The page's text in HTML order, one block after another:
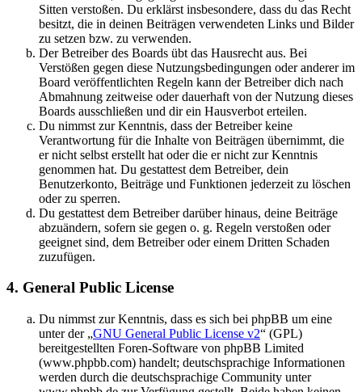
Sitten verstoßen. Du erklärst insbesondere, dass du das Recht
besitzt, die in deinen Beiträgen verwendeten Links und Bilder
zu setzen bzw. zu verwenden.
Der Betreiber des Boards übt das Hausrecht aus. Bei
Verstößen gegen diese Nutzungsbedingungen oder anderer im
Board veröffentlichten Regeln kann der Betreiber dich nach
Abmahnung zeitweise oder dauerhaft von der Nutzung dieses
Boards ausschließen und dir ein Hausverbot erteilen.
Du nimmst zur Kenntnis, dass der Betreiber keine
Verantwortung für die Inhalte von Beiträgen übernimmt, die
er nicht selbst erstellt hat oder die er nicht zur Kenntnis
genommen hat. Du gestattest dem Betreiber, dein
Benutzerkonto, Beiträge und Funktionen jederzeit zu löschen
oder zu sperren.
Du gestattest dem Betreiber darüber hinaus, deine Beiträge
abzuändern, sofern sie gegen o. g. Regeln verstoßen oder
geeignet sind, dem Betreiber oder einem Dritten Schaden
zuzufügen.
4. General Public License
Du nimmst zur Kenntnis, dass es sich bei phpBB um eine
unter der „GNU General Public License v2“ (GPL)
bereitgestellten Foren-Software von phpBB Limited
(www.phpbb.com) handelt; deutschsprachige Informationen
werden durch die deutschsprachige Community unter